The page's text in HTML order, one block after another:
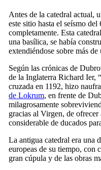
Antes de la catedral actual,
este sitio hasta el seísmo
completamente. Esta
una basílica, se había
extendiéndose sobre más de
Según las crónicas de
de la Inglaterra Richard Ier,
cruzada en 1192, hizo
de Lokrum, en frente de
milagrosamente
gracias al Virgen, de
considerable de ducados
La antigua catedral era una
europeas de su tiempo, con
gran cúpula y de las obras